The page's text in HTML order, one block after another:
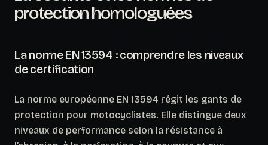
protection homologuées
La norme EN 13594 : comprendre les niveaux
de certification
La norme européenne EN 13594 régit les gants de
protection pour motocyclistes. Elle distingue deux
niveaux de performance selon la résistance à